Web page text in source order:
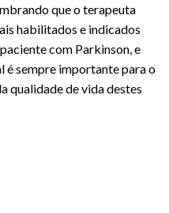
que o terapeuta
habilitados e indicados
com Parkinson, e
é sempre importante para o
qualidade de vida destes